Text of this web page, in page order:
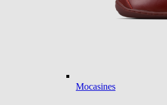
Mocasines